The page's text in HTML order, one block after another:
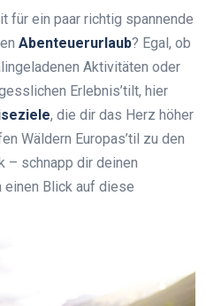
für ein paar richtig spannende
Abenteuerurlaub? Egal, ob
Aktivitäten oder
Erlebnis’tilt, hier
, die dir das Herz höher
Wäldern Europas’til zu den
– schnapp dir deinen
einen Blick auf diese